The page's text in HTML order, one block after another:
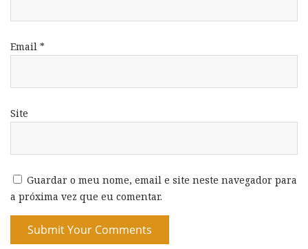
Email *
Site
Guardar o meu nome, email e site neste navegador para
a próxima vez que eu comentar.